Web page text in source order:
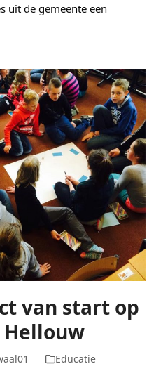
uit de gemeente een
van start op
Hellouw
Educatie